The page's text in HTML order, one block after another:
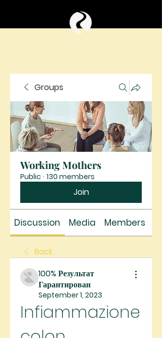
Groups
Working Mothers
Public · 130 members
Join
Discussion Media Members
Back
100% Результат
Гарантирован
September 1, 2023
Infiammazione